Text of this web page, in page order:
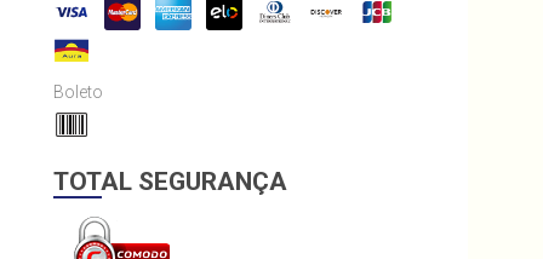
Boleto
TOTAL SEGURANÇA